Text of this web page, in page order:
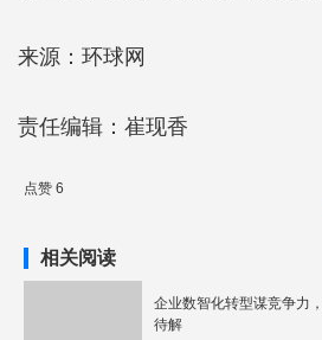
来源：环球网
责任编辑：崔现香
点赞 6
相关阅读
企业数智化转型谋竞争力
待解